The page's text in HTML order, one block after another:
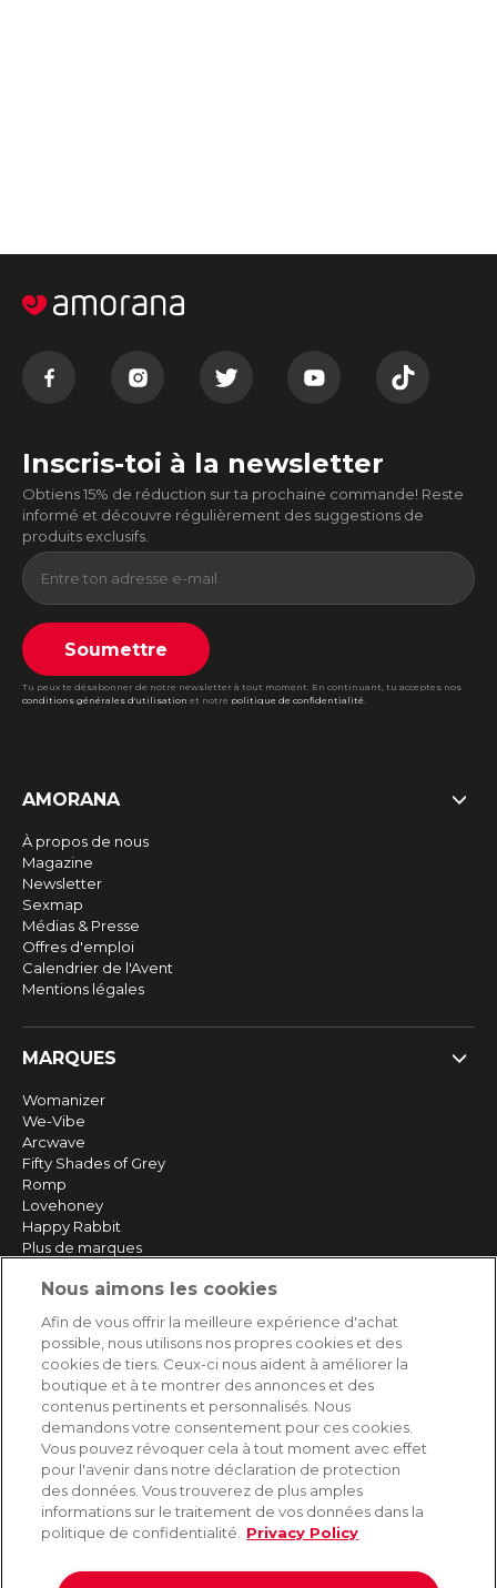
Inscris-toi à la newsletter
Obtiens 15% de réduction sur ta prochaine commande! Reste
informé et découvre régulièrement des suggestions de
produits exclusifs.
Soumettre
Tu peux te désabonner de notre newsletter à tout moment. En continuant, tu acceptes nos
conditions générales d'utilisation et notre politique de confidentialité.
AMORANA
À propos de nous
Magazine
Newsletter
Sexmap
Médias & Presse
Offres d'emploi
Calendrier de l'Avent
Mentions légales
MARQUES
Womanizer
We-Vibe
Arcwave
Fifty Shades of Grey
Romp
Lovehoney
Happy Rabbit
Plus de marques
SERVICE
Livraison rapide et gratuite
Retours & remboursements
Paiement sécurisé
AIDE
Contact
Livraison et expédition
Nous aimons les cookies
Afin de vous offrir la meilleure expérience d'achat
possible, nous utilisons nos propres cookies et des
cookies de tiers. Ceux-ci nous aident à améliorer la
boutique et à te montrer des annonces et des
contenus pertinents et personnalisés. Nous
demandons votre consentement pour ces cookies.
Vous pouvez révoquer cela à tout moment avec effet
pour l'avenir dans notre déclaration de protection
des données. Vous trouverez de plus amples
informations sur le traitement de vos données dans la
politique de confidentialité.
Privacy Policy